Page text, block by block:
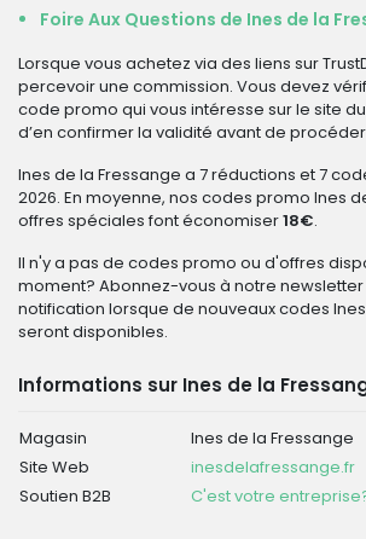
Foire Aux Questions de Ines de la
Lorsque vous achetez via des liens sur
percevoir une commission. Vous devez
code promo qui vous intéresse sur le site
d’en confirmer la validité avant de
Ines de la Fressange a 7 réductions et 7
2026. En moyenne, nos codes promo Ines
offres spéciales font économiser18€.
Il n'y a pas de codes promo ou d'offres
moment? Abonnez-vous à notre
notification lorsque de nouveaux codes
seront disponibles.
Informations sur Ines de la
Magasin
Ines de la Fressange
Site Web
inesdelafressange.fr
Soutien B2B
C'est votre